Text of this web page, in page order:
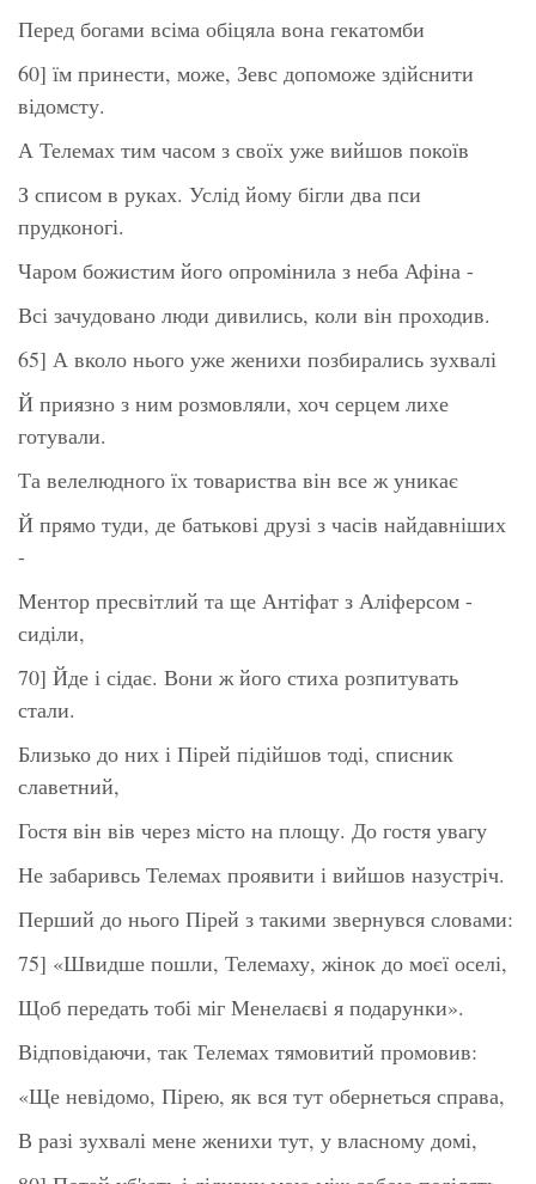
Перед богами всіма обіцяла вона гекатомби
60] їм принести, може, Зевс допоможе здійснити
відомсту.
А Телемах тим часом з своїх уже вийшов покоїв
З списом в руках. Услід йому бігли два пси
прудконогі.
Чаром божистим його опромінила з неба Афіна -
Всі зачудовано люди дивились, коли він проходив.
65] А вколо нього уже женихи позбирались зухвалі
Й приязно з ним розмовляли, хоч серцем лихе
готували.
Та велелюдного їх товариства він все ж уникає
Й прямо туди, де батькові друзі з часів найдавніших
-
Ментор пресвітлий та ще Антіфат з Аліферсом -
сиділи,
70] Йде і сідає. Вони ж його стиха розпитувать
стали.
Близько до них і Пірей підійшов тоді, списник
славетний,
Гостя він вів через місто на площу. До гостя увагу
Не забаривсь Телемах проявити і вийшов назустріч.
Перший до нього Пірей з такими звернувся словами:
75] «Швидше пошли, Телемаху, жінок до моєї оселі,
Щоб передать тобі міг Менелаєві я подарунки».
Відповідаючи, так Телемах тямовитий промовив:
«Ще невідомо, Пірею, як вся тут обернеться справа,
В разі зухвалі мене женихи тут, у власному домі,